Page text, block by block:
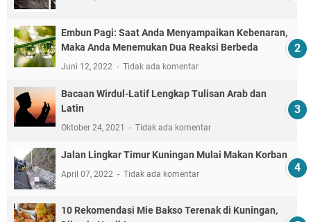
Embun Pagi: Saat Anda Menyampaikan Kebenaran,
Maka Anda Menemukan Dua Reaksi Berbeda
Juni 12, 2022 Tidak ada komentar
Bacaan Wirdul-Latif Lengkap Tulisan Arab dan
Latin
Oktober 24, 2021 Tidak ada komentar
Jalan Lingkar Timur Kuningan Mulai Makan Korban
April 07, 2022 Tidak ada komentar
10 Rekomendasi Mie Bakso Terenak di Kuningan,